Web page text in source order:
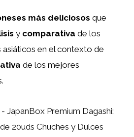
más deliciosos que
y comparativa de los
en el contexto de
de los mejores
JapanBox Premium Dagashi:
20uds Chuches y Dulces